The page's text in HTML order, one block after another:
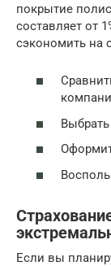
покрытие
составляет от
сэкономить на
Если вы